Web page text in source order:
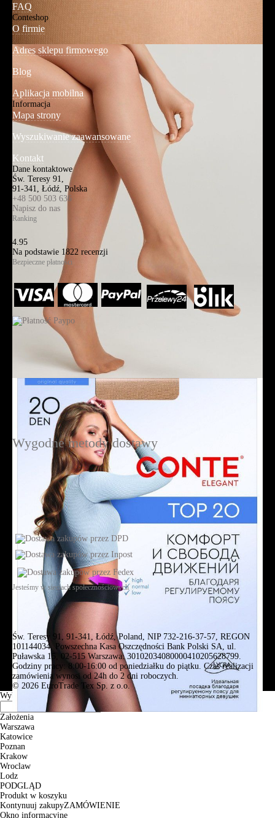
FAQ
Conteshop
O firmie
Adres sklepu firmowego
Blog
Aplikacja mobilna
Informacja
Mapa strony
Wyszukiwanie zaawansowane
Kontakt
Dane kontaktowe
Św. Teresy 91,
91-341, Łódź, Polska
+48 500 503 636
Napisz do nas
Ranking
4.95
Na podstawie 1822 recenzji
Bezpieczne płatności
Wygodne metody dostawy
Jesteśmy w sieciach społecznościowych
Św. Teresy 91, 91-341, Łódź, Poland, NIP 732-216-37-57, REGON
101144034, Powszechna Kasa Oszczędności Bank Polski SA, ul.
Puławska 15, 02-515 Warszawa: 30102034080000410205628799.
Godziny pracy: 8:00-16:00 od poniedziałku do piątku. Czas realizacji
zamówienia wynosi od 24h do 2 dni roboczych.
© 2026 EuroTrade Tex Sp. z o.o.
Wybierz miasta
Założenia
Warszawa
Katowice
Poznan
Krakow
Wroclaw
Lodz
PODGLĄD
Produkt w koszyku
Kontynuuj zakupyZAMÓWIENIE
Okno informacyjne